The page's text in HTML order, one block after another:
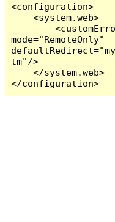
<configuration>
    <system.web>
        <customErrors
mode="RemoteOnly"
tm"/>
    </system.web>
</configuration>